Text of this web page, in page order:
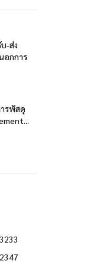
-ส่ง
อกการ
รพัสดุ
3233
2347